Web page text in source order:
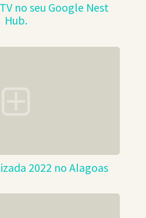
no seu Google Nest
Hub.
2022 no Alagoas